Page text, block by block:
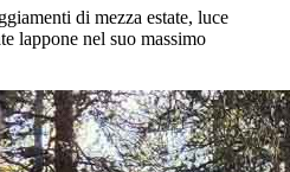
di mezza estate, luce
lappone nel suo massimo